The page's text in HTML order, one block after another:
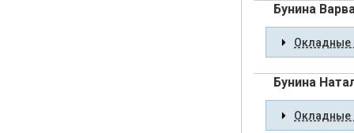
Бунина
Окладные
Бунина
Окладные